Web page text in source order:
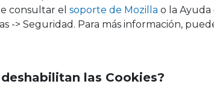
consultar el soporte de Mozilla o la
-> Seguridad. Para más información,
las Cookies?